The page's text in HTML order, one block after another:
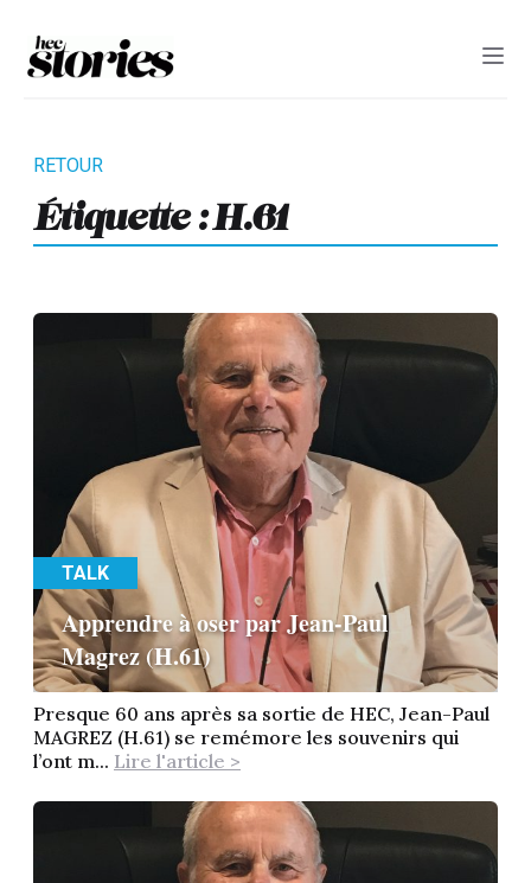
Étiquette : H.61
TALK
Apprendre à oser par Jean-Paul
Magrez (H.61)
Presque 60 ans après sa sortie de HEC, Jean-Paul
MAGREZ (H.61) se remémore les souvenirs qui
l’ont m... Lire l'article >